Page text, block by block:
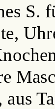
S.
aus